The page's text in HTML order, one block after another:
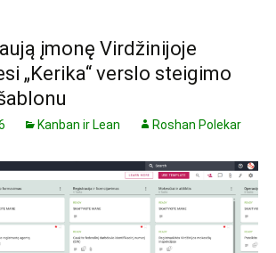
įmonę Virdžinijoje
„Kerika“ verslo steigimo
Kanban ir Lean Roshan Polekar